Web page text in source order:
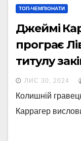
ТОП-ЧЕМПІОНАТИ
Джеймі
програє
титулу
ЛИС 30, 2024
Колишній
Каррагер